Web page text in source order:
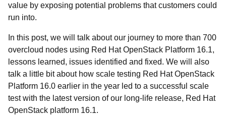
value by exposing potential problems that customers could
run into.
In this post, we will talk about our journey to more than 700
overcloud nodes using Red Hat OpenStack Platform 16.1,
lessons learned, issues identified and fixed. We will also
talk a little bit about how scale testing Red Hat OpenStack
Platform 16.0 earlier in the year led to a successful scale
test with the latest version of our long-life release, Red Hat
OpenStack platform 16.1.